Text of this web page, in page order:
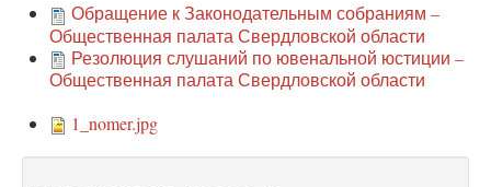
Обращение к Законодательным собраниям –
Общественная палата Свердловской области
Резолюция слушаний по ювенальной юстиции –
Общественная палата Свердловской области
1_nomer.jpg